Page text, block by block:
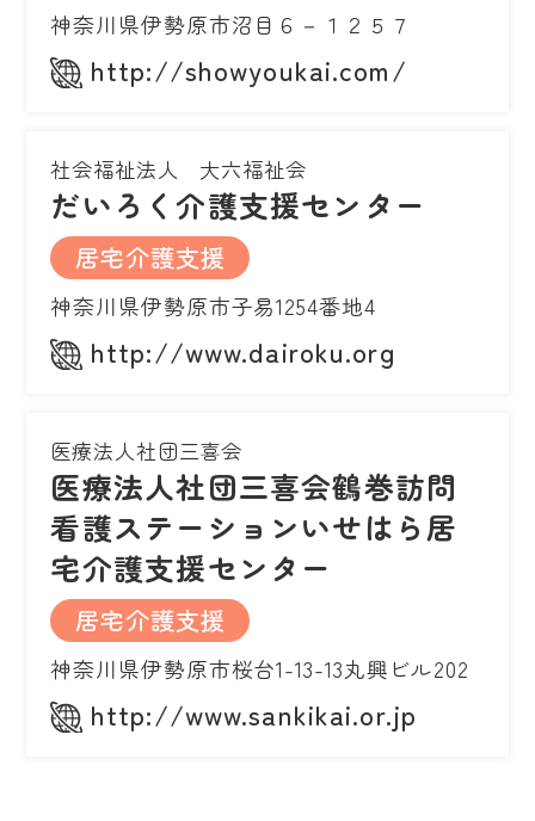
神奈川県伊勢原市沼目６－１２５７
http://showyoukai.com/
社会福祉法人 大六福祉会
だいろく介護支援センター
居宅介護支援
神奈川県伊勢原市子易1254番地4
http://www.dairoku.org
医療法人社団三喜会
医療法人社団三喜会鶴巻訪問
看護ステーションいせはら居
宅介護支援センター
居宅介護支援
神奈川県伊勢原市桜台1-13-13丸興ビル202
http://www.sankikai.or.jp